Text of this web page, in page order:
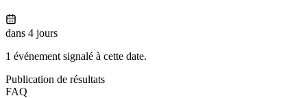
dans 4 jours
1 événement signalé à cette date.
Publication de résultats
FAQ